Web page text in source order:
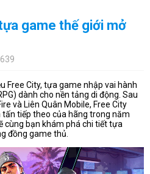
game thế giới mở
639
Free City, tựa game nhập vai hành
dành cho nền tảng di động. Sau
và Liên Quân Mobile, Free City
tiếp theo của hãng trong năm
cùng bạn khám phá chi tiết tựa
đồng game thủ.